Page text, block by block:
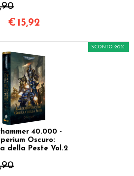
€ 15,92
40.000 -
Oscuro:
della Peste Vol.2
SCONTO 20%